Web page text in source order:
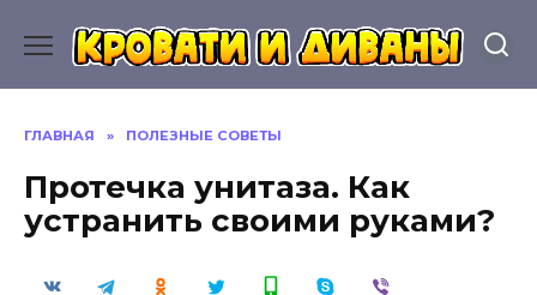
содержанию
ГЛАВНАЯ » ПОЛЕЗНЫЕ СОВЕТЫ
Протечка унитаза. Как
устранить своими руками?